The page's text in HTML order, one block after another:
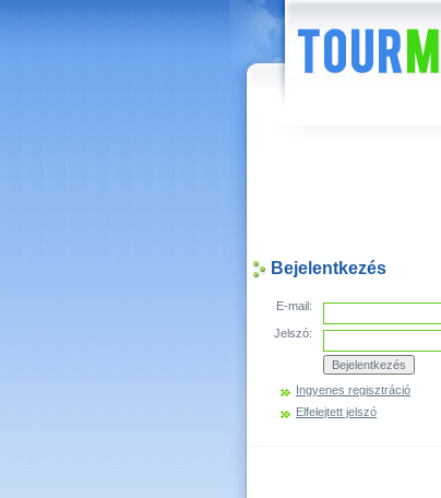
Bejelentkezés
E-mail:
Jelszó:
Ingyenes regisztráció
Elfelejtett jelszó